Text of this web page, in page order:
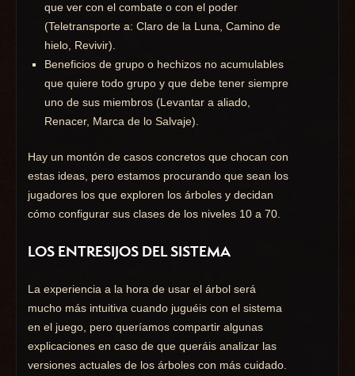
que ver con el combate o con el poder
(Teletransporte a: Claro de la Luna, Camino de
hielo, Revivir).
Beneficios de grupo o hechizos no acumulables
que quiere todo grupo y que debe tener siempre
uno de sus miembros (Levantar a aliado,
Renacer, Marca de lo Salvaje).
Hay un montón de casos concretos que chocan con
estas ideas, pero estamos procurando que sean los
jugadores los que exploren los árboles y decidan
cómo configurar sus clases de los niveles 10 a 70.
LOS ENTRESIJOS DEL SISTEMA
La experiencia a la hora de usar el árbol será
mucho más intuitiva cuando juguéis con el sistema
en el juego, pero queríamos compartir algunas
explicaciones en caso de que queráis analizar las
versiones actuales de los árboles con más cuidado.